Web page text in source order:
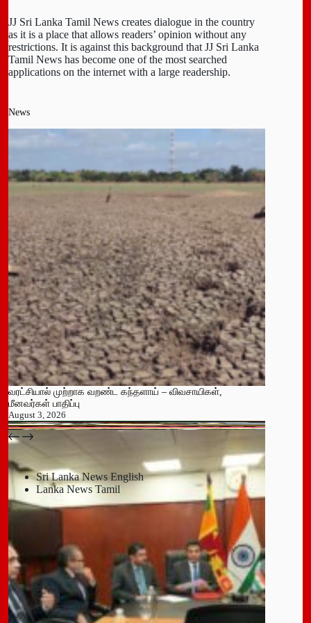
JJ Sri Lanka Tamil News creates dialogue in the country
as it is a place that allows readers’ opinion without any
restrictions. It is against this background that JJ Sri Lanka
Tamil News has become one of the most searched
applications on the internet with a large readership.
News
வரட்சியால் முற்றாக வறண்ட கந்தளாய் – விவசாயிகள்,
மீனவர்கள் பாதிப்பு
August 3, 2026
பதுளை மாநகர சபையின் NPP உறுப்பினர் திடீர் ராஜினாமா!
July 14, 2026
Sri Lanka News English
Lanka News Tamil
Leave a Reply
You must be
logged into post a comment.